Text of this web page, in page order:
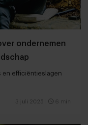
ondernemen
en efficiëntieslagen
3 juli 2025 6 min